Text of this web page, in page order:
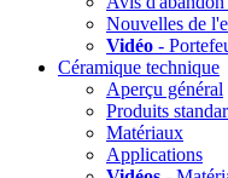
Nouvelles de
Vidéo -
Céramique technique
Aperçu général
Produits
Matériaux
Applications